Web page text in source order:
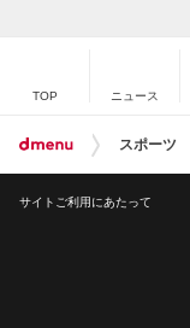
TOP ニュース
スポーツ
サイトご利用にあたって